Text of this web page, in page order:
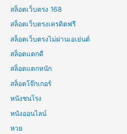
สล็อตเว็บตรง 168
สล็อตเว็บตรงเครดิตฟรี
สล็อตเว็บตรงไม่ผ่านเอเย่นต์
สล็อตแตกดี
สล็อตแตกหนัก
สล็อตโจ๊กเกอร์
หนังชนโรง
หนังออนไลน์
หวย